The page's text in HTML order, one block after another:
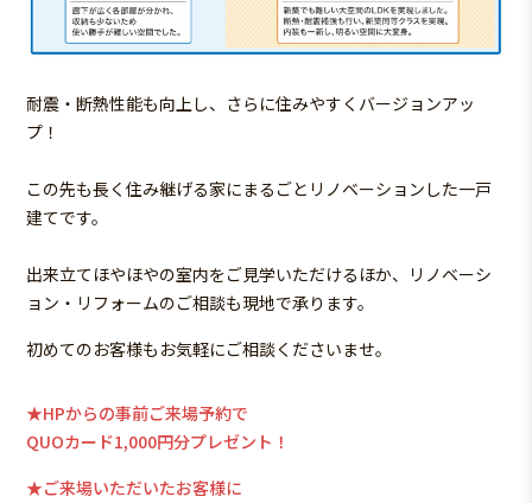
耐震・断熱性能も向上し、さらに住みやすくバージョンアッ
プ！
この先も長く住み継げる家にまるごとリノベーションした一戸
建てです。
出来立てほやほやの室内をご見学いただけるほか、リノベーシ
ョン・リフォームのご相談も現地で承ります。
初めてのお客様もお気軽にご相談くださいませ。
★HPからの事前ご来場予約で
QUOカード1,000円分プレゼント！
★ご来場いただいたお客様に